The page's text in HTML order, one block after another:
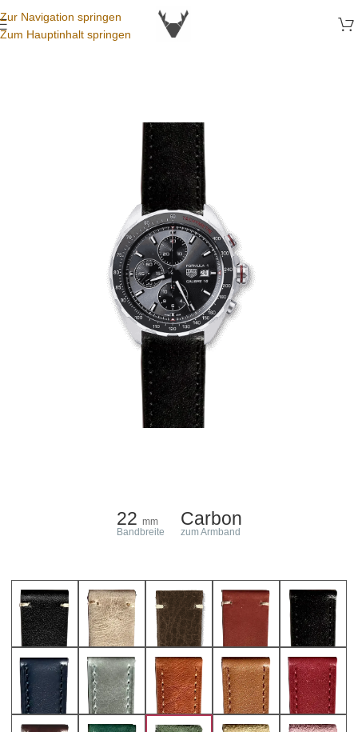
Zur Navigation springen
Zum Hauptinhalt springen
22 mm
Bandbreite
Carbon
zum Armband